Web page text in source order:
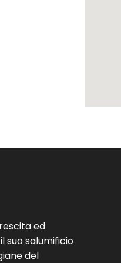
ed
suo salumificio
del